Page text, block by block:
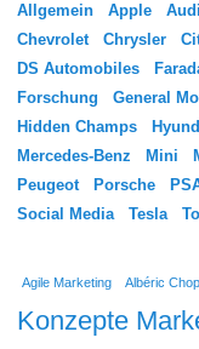
Allgemein Apple Audi
Chevrolet
Chrysler
DS Automobiles
Forschung
General
Hidden Champs
Mercedes-Benz
Mini
Peugeot
Porsche
Social Media
Tesla
Agile Marketing Albéric
Konzepte